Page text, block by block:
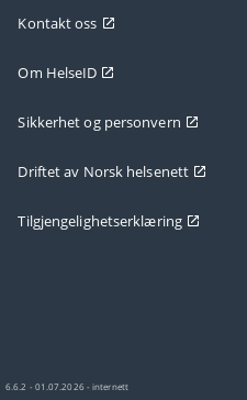
Kontakt oss
Om HelseID
Sikkerhet og personvern
Driftet av Norsk helsenett
Tilgjengelighetserklæring
6.6.2 - 01.07.2026 - internett